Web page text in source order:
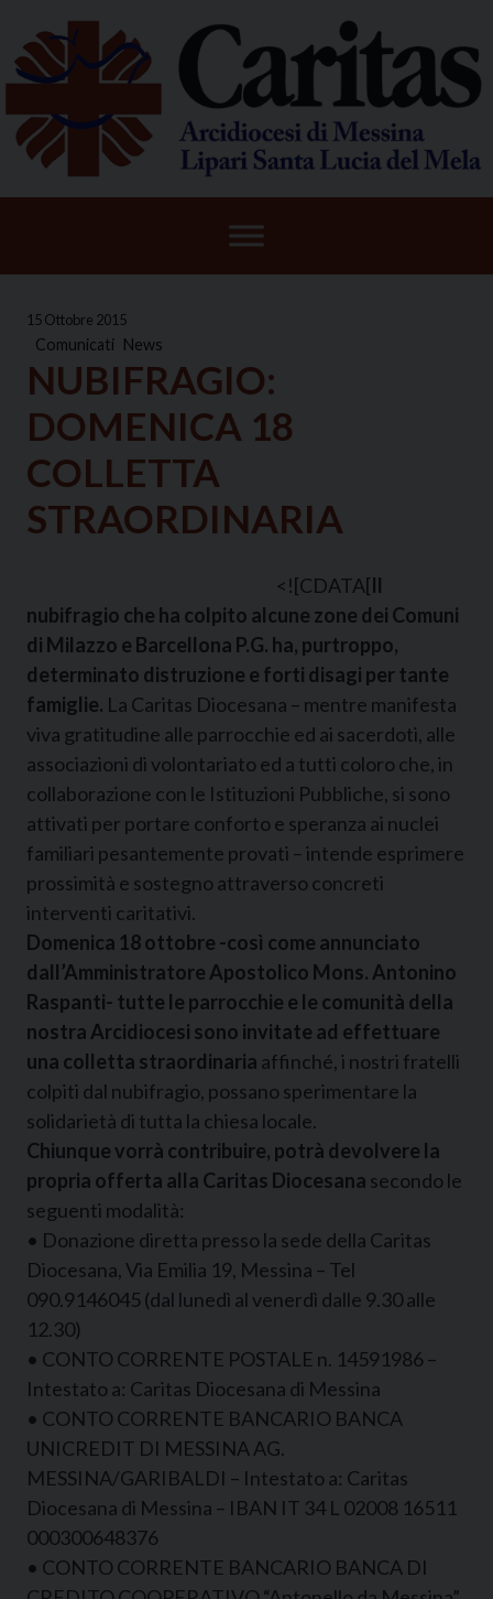
content
15 Ottobre 2015
Comunicati News
NUBIFRAGIO:
DOMENICA 18
COLLETTA
STRAORDINARIA
<![CDATA[Il
nubifragio che ha colpito alcune zone dei Comuni
di Milazzo e Barcellona P.G. ha, purtroppo,
determinato distruzione e forti disagi per tante
famiglie. La Caritas Diocesana – mentre manifesta
viva gratitudine alle parrocchie ed ai sacerdoti, alle
associazioni di volontariato ed a tutti coloro che, in
collaborazione con le Istituzioni Pubbliche, si sono
attivati per portare conforto e speranza ai nuclei
familiari pesantemente provati – intende esprimere
prossimità e sostegno attraverso concreti
interventi caritativi.
Domenica 18 ottobre -così come annunciato
dall’Amministratore Apostolico Mons. Antonino
Raspanti- tutte le parrocchie e le comunità della
nostra Arcidiocesi sono invitate ad effettuare
una colletta straordinaria affinché, i nostri fratelli
colpiti dal nubifragio, possano sperimentare la
solidarietà di tutta la chiesa locale.
Chiunque vorrà contribuire, potrà devolvere la
propria offerta alla Caritas Diocesana secondo le
seguenti modalità:
• Donazione diretta presso la sede della Caritas
Diocesana, Via Emilia 19, Messina – Tel
090.9146045 (dal lunedì al venerdì dalle 9.30 alle
12.30)
• CONTO CORRENTE POSTALE n. 14591986 –
Intestato a: Caritas Diocesana di Messina
• CONTO CORRENTE BANCARIO BANCA
UNICREDIT DI MESSINA AG.
MESSINA/GARIBALDI – Intestato a: Caritas
Diocesana di Messina – IBAN IT 34 L 02008 16511
000300648376
• CONTO CORRENTE BANCARIO BANCA DI